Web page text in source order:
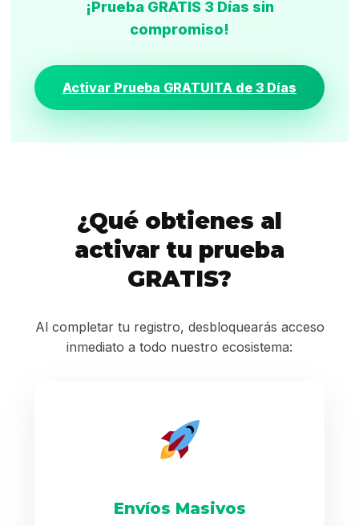
¡Prueba GRATIS 3 Días sin
compromiso!
Activar Prueba GRATUITA de 3 Días
¿Qué obtienes al
activar tu prueba
GRATIS?
Al completar tu registro, desbloquearás acceso
inmediato a todo nuestro ecosistema:
Envíos Masivos